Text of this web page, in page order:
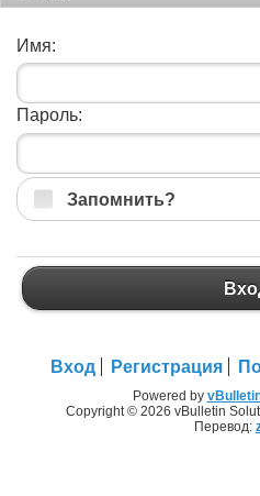
Имя:
Пароль:
Запомнить?
Вход Регистрация
Powered by
Copyright © 2026 vBulletin
Перевод: